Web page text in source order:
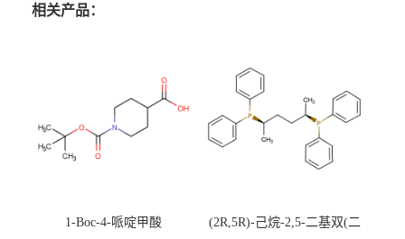
相关产品：
1-Boc-4-哌啶甲酸
(2R,5R)-己烷-2,5-二基双(二